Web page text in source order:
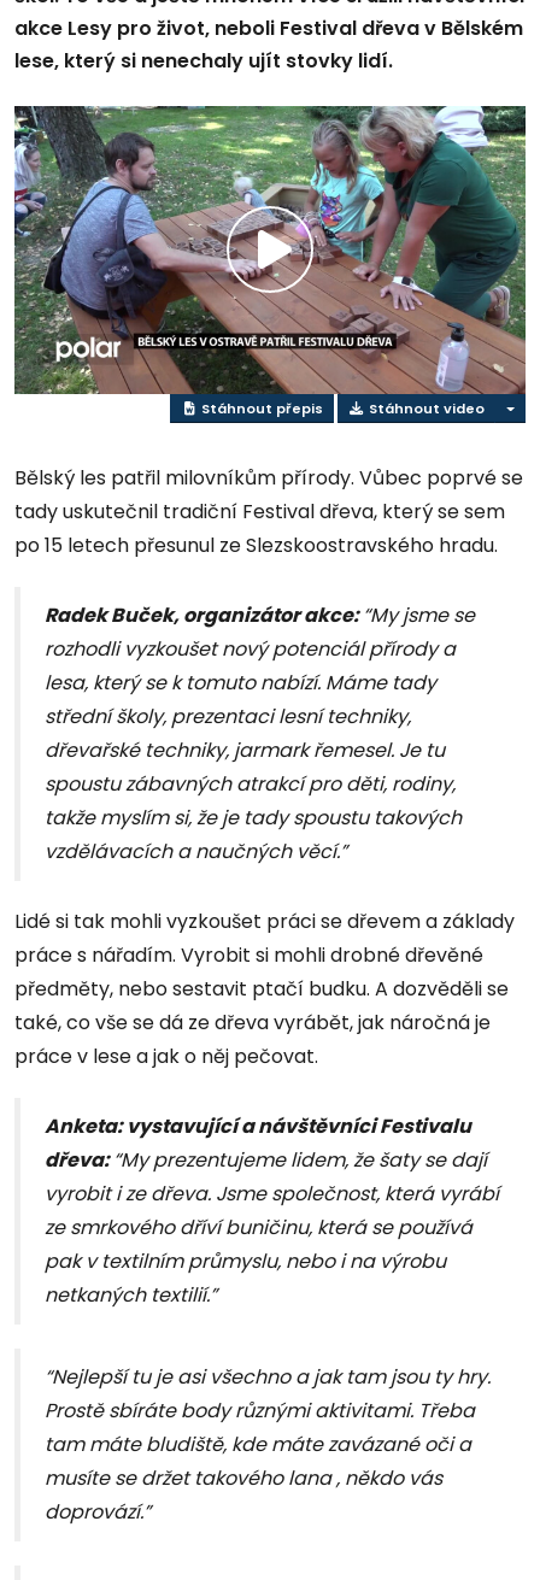
akce Lesy pro život, neboli Festival dřeva v Bělském
lese, který si nenechaly ujít stovky lidí.
Přehrát
video
Stáhnout přepis Stáhnout video
Bělský les patřil milovníkům přírody. Vůbec poprvé se
tady uskutečnil tradiční Festival dřeva, který se sem
po 15 letech přesunul ze Slezskoostravského hradu.
Radek Buček, organizátor akce:“My jsme se
rozhodli vyzkoušet nový potenciál přírody a
lesa, který se k tomuto nabízí. Máme tady
střední školy, prezentaci lesní techniky,
dřevařské techniky, jarmark řemesel. Je tu
spoustu zábavných atrakcí pro děti, rodiny,
takže myslím si, že je tady spoustu takových
vzdělávacích a naučných věcí.”
Lidé si tak mohli vyzkoušet práci se dřevem a základy
práce s nářadím. Vyrobit si mohli drobné dřevěné
předměty, nebo sestavit ptačí budku. A dozvěděli se
také, co vše se dá ze dřeva vyrábět, jak náročná je
práce v lese a jak o něj pečovat.
Anketa: vystavující a návštěvníci Festivalu
dřeva:“My prezentujeme lidem, že šaty se dají
vyrobit i ze dřeva. Jsme společnost, která vyrábí
ze smrkového dříví buničinu, která se používá
pak v textilním průmyslu, nebo i na výrobu
netkaných textilií.”
“Nejlepší tu je asi všechno a jak tam jsou ty hry.
Prostě sbíráte body různými aktivitami. Třeba
tam máte bludiště, kde máte zavázané oči a
musíte se držet takového lana , někdo vás
doprovází.”